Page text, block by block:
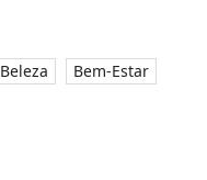
Beleza Bem-Estar